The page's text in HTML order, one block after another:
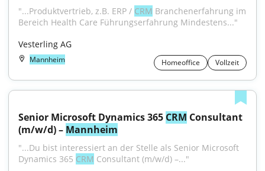
"...Produktvertrieb, z.B. ERP / CRM Branchenerfahrung im
Bereich Health Care Führungserfahrung Mindestens..."
Vesterling AG
Mannheim Homeoffice Vollzeit
Senior Microsoft Dynamics 365 CRM Consultant
(m/w/d) – Mannheim
"...Du bist interessiert an der Stelle als Senior Microsoft
Dynamics 365 CRM Consultant (m/w/d) –..."